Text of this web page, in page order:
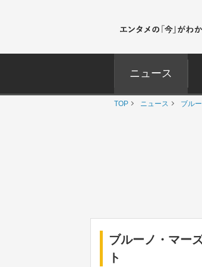
ニュース
TOP ニュース ブル
ブルーノ・マー
ト